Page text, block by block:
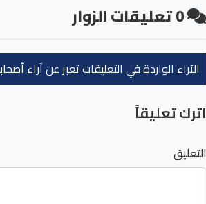
0تعليقات الزوار
الآراء الواردة في التعليقات تعبر عن آراء
اترك تعليقاً
التعليق